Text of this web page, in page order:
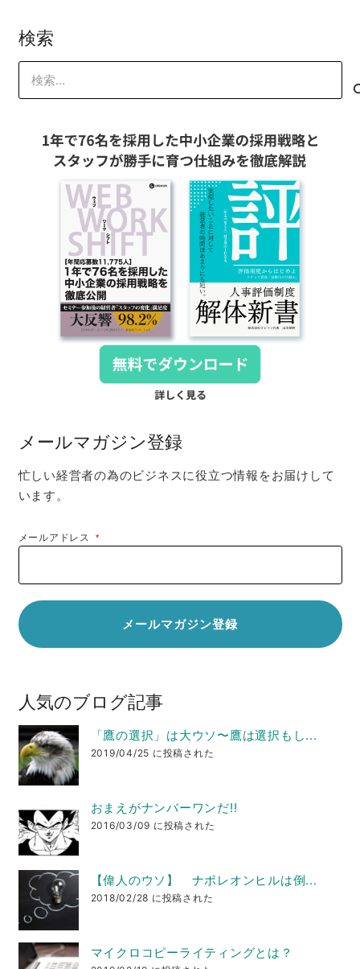
検索
索:
メールマガジン登録
忙しい経営者の為のビジネスに役立つ情報をお届けして
います。
メールアドレス*
人気のブログ記事
「鷹の選択」は大ウソ〜鷹は選択もし...
2019/04/25 に投稿された
おまえがナンバーワンだ!!
2016/03/09 に投稿された
【偉人のウソ】 ナポレオンヒルは倒...
2018/02/28 に投稿された
マイクロコピーライティングとは？